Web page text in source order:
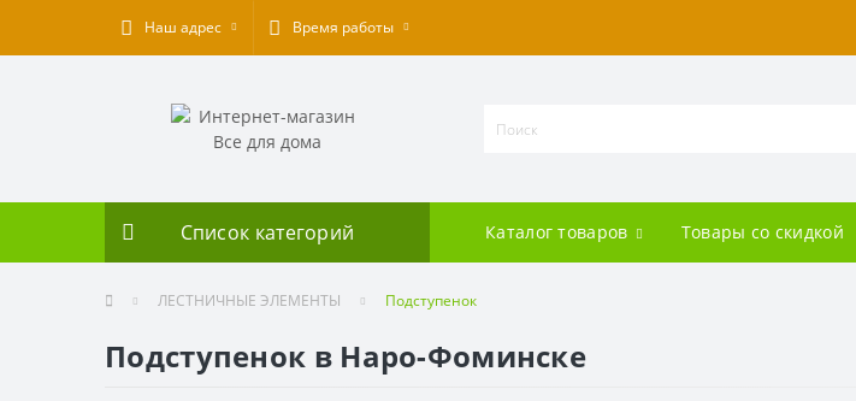
Наш адрес Время работы
Список категорий Каталог товаров Товары со скидкой
ЛЕСТНИЧНЫЕ ЭЛЕМЕНТЫ Подступенок
Подступенок в Наро-Фоминске